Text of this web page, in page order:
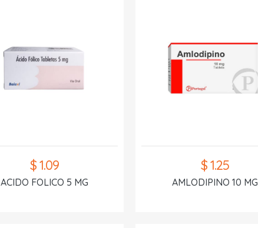
$ 1.09
ACIDO FOLICO 5 MG
$ 1.25
AMLODIPINO 10 MG